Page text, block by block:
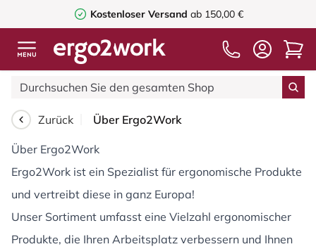
Kostenloser Versand ab 150,00 €
Zurück Über Ergo2Work
Über Ergo2Work
Ergo2Work ist ein Spezialist für ergonomische Produkte
und vertreibt diese in ganz Europa!
Unser Sortiment umfasst eine Vielzahl ergonomischer
Produkte, die Ihren Arbeitsplatz verbessern und Ihnen